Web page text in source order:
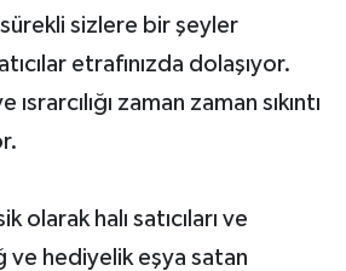
sizlere bir şeyler
etrafınızda dolaşıyor.
ısrarcılığı zaman zaman sıkıntı
olarak halı satıcıları ve
ve hediyelik eşya satan